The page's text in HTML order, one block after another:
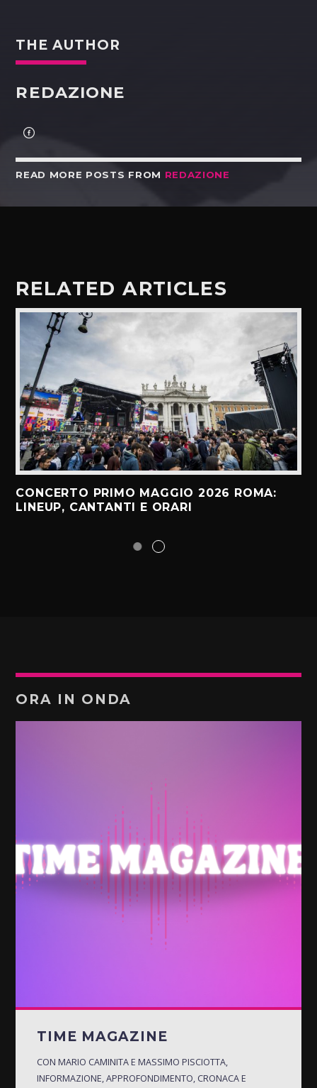
THE AUTHOR
REDAZIONE
READ MORE POSTS FROM REDAZIONE
RELATED ARTICLES
CONCERTO PRIMO MAGGIO 2026 ROMA:
LINEUP, CANTANTI E ORARI
ORA IN ONDA
TIME MAGAZINE
CON MARIO CAMINITA E MASSIMO PISCIOTTA,
INFORMAZIONE, APPROFONDIMENTO, CRONACA E